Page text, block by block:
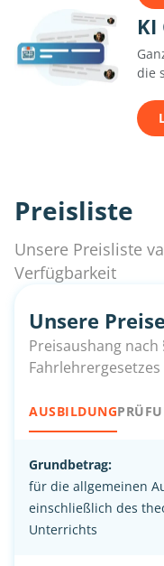
KI
die
Preisliste
Unsere Preisliste
Verfügbarkeit
Unsere Preise
Preisaushang nach
Fahrlehrergesetzes
AUSBILDUNG
Grundbetrag:
für die allgemeinen
einschließlich des
Unterrichts